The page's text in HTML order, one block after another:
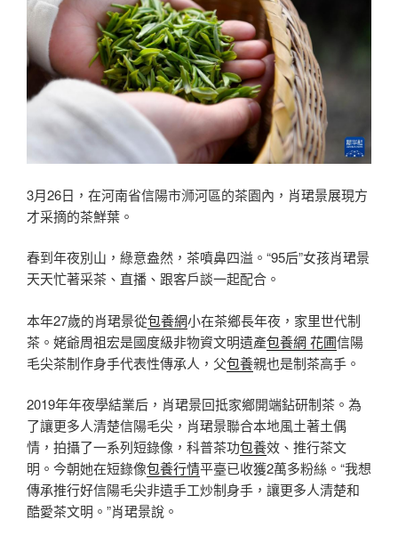
3月26日，在河南省信陽市浉河區的茶園內，肖珺景展現方
才采摘的茶鮮葉。
春到年夜別山，綠意盎然，茶噴鼻四溢。“95后”女孩肖珺景
天天忙著采茶、直播、跟客戶談一起配合。
本年27歲的肖珺景從包養網小在茶鄉長年夜，家里世代制
茶。姥爺周祖宏是國度級非物資文明遺產包養網 花圃信陽
毛尖茶制作身手代表性傳承人，父包養親也是制茶高手。
2019年年夜學結業后，肖珺景回抵家鄉開端鉆研制茶。為
了讓更多人清楚信陽毛尖，肖珺景聯合本地風土著土偶
情，拍攝了一系列短錄像，科普茶功包養效、推行茶文
明。今朝她在短錄像包養行情平臺已收獲2萬多粉絲。“我想
傳承推行好信陽毛尖非遺手工炒制身手，讓更多人清楚和
酷愛茶文明。”肖珺景說。